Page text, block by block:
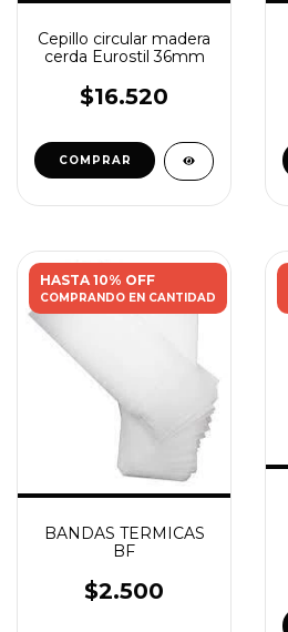
Cepillo circular madera
cerda Eurostil 36mm
$16.520
HASTA 10% OFF
COMPRANDO EN CANTIDAD
BANDAS TERMICAS
BF
$2.500